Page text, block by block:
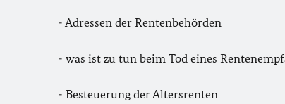
- Adressen der Rentenbehörden
- was ist zu tun beim Tod eines
- Besteuerung der Altersrenten